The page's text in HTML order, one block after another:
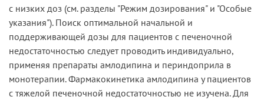
с низких доз ­(см. ­разделы­ "Режим­ дозирования"­ и­ "Особые
указания"). Поиск оптимальной начальной и
поддерживающей дозы для пациентов с печеночной
недостаточностью следует проводить индивидуально,
применяя препараты амлодипина и периндоприла в
монотерапии. Фармакокинетика амлодипина у пациентов
с тяжелой печеночной недостаточностью не изучена. Для